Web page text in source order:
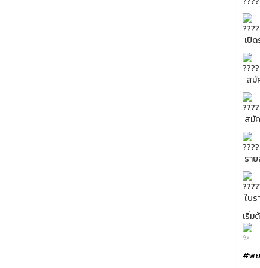
เปิ
สมั
สมั
รา
ใบ
เริ่ม
#พย